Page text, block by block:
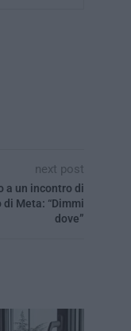
next post
a un incontro di
di Meta: “Dimmi
dove”